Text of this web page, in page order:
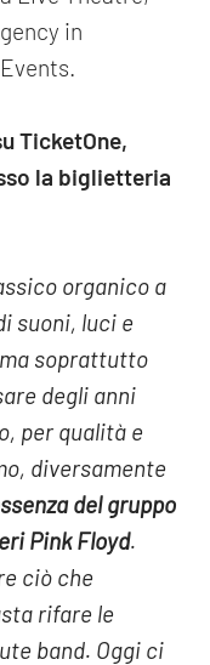
in
TicketOne,
la biglietteria
organico a
suoni, luci e
soprattutto
degli anni
per qualità e
diversamente
del gruppo
Pink Floyd.
ciò che
rifare le
band. Oggi ci